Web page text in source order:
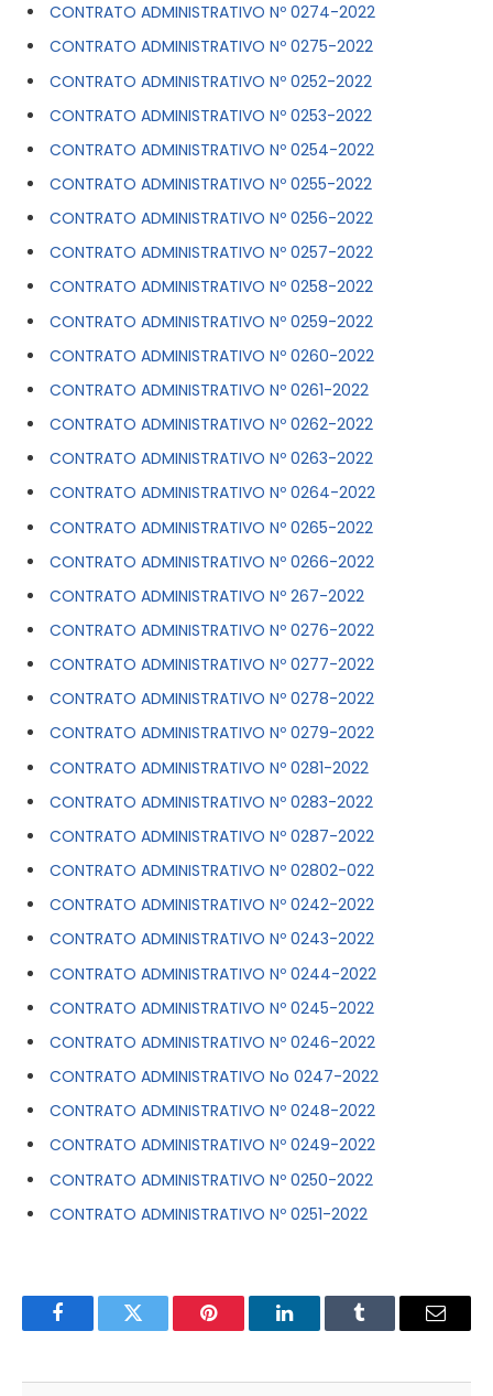
CONTRATO ADMINISTRATIVO Nº 0274-2022
CONTRATO ADMINISTRATIVO Nº 0275-2022
CONTRATO ADMINISTRATIVO Nº 0252-2022
CONTRATO ADMINISTRATIVO Nº 0253-2022
CONTRATO ADMINISTRATIVO Nº 0254-2022
CONTRATO ADMINISTRATIVO Nº 0255-2022
CONTRATO ADMINISTRATIVO Nº 0256-2022
CONTRATO ADMINISTRATIVO Nº 0257-2022
CONTRATO ADMINISTRATIVO Nº 0258-2022
CONTRATO ADMINISTRATIVO Nº 0259-2022
CONTRATO ADMINISTRATIVO Nº 0260-2022
CONTRATO ADMINISTRATIVO Nº 0261-2022
CONTRATO ADMINISTRATIVO Nº 0262-2022
CONTRATO ADMINISTRATIVO Nº 0263-2022
CONTRATO ADMINISTRATIVO Nº 0264-2022
CONTRATO ADMINISTRATIVO Nº 0265-2022
CONTRATO ADMINISTRATIVO Nº 0266-2022
CONTRATO ADMINISTRATIVO Nº 267-2022
CONTRATO ADMINISTRATIVO Nº 0276-2022
CONTRATO ADMINISTRATIVO Nº 0277-2022
CONTRATO ADMINISTRATIVO Nº 0278-2022
CONTRATO ADMINISTRATIVO Nº 0279-2022
CONTRATO ADMINISTRATIVO Nº 0281-2022
CONTRATO ADMINISTRATIVO Nº 0283-2022
CONTRATO ADMINISTRATIVO Nº 0287-2022
CONTRATO ADMINISTRATIVO Nº 02802-022
CONTRATO ADMINISTRATIVO Nº 0242-2022
CONTRATO ADMINISTRATIVO Nº 0243-2022
CONTRATO ADMINISTRATIVO Nº 0244-2022
CONTRATO ADMINISTRATIVO Nº 0245-2022
CONTRATO ADMINISTRATIVO Nº 0246-2022
CONTRATO ADMINISTRATIVO No 0247-2022
CONTRATO ADMINISTRATIVO Nº 0248-2022
CONTRATO ADMINISTRATIVO Nº 0249-2022
CONTRATO ADMINISTRATIVO Nº 0250-2022
CONTRATO ADMINISTRATIVO Nº 0251-2022
FacebookTwitter Pinterest LinkedInTumblr
E-